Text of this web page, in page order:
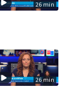
26 min
26 min